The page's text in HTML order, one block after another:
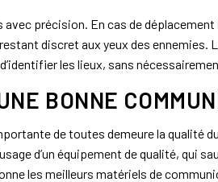
précision. En cas de
discret aux yeux des ennemies.
les lieux, sans
BONNE
de toutes demeure la qualité
d’un équipement de qualité, qui
les meilleurs matériels de